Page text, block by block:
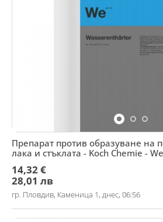
Препарат против образуване на
лака и стъклата - Koch Chemie - We
14,32 €
28,01 лв
гр. Пловдив, Каменица 1, днес, 06:56